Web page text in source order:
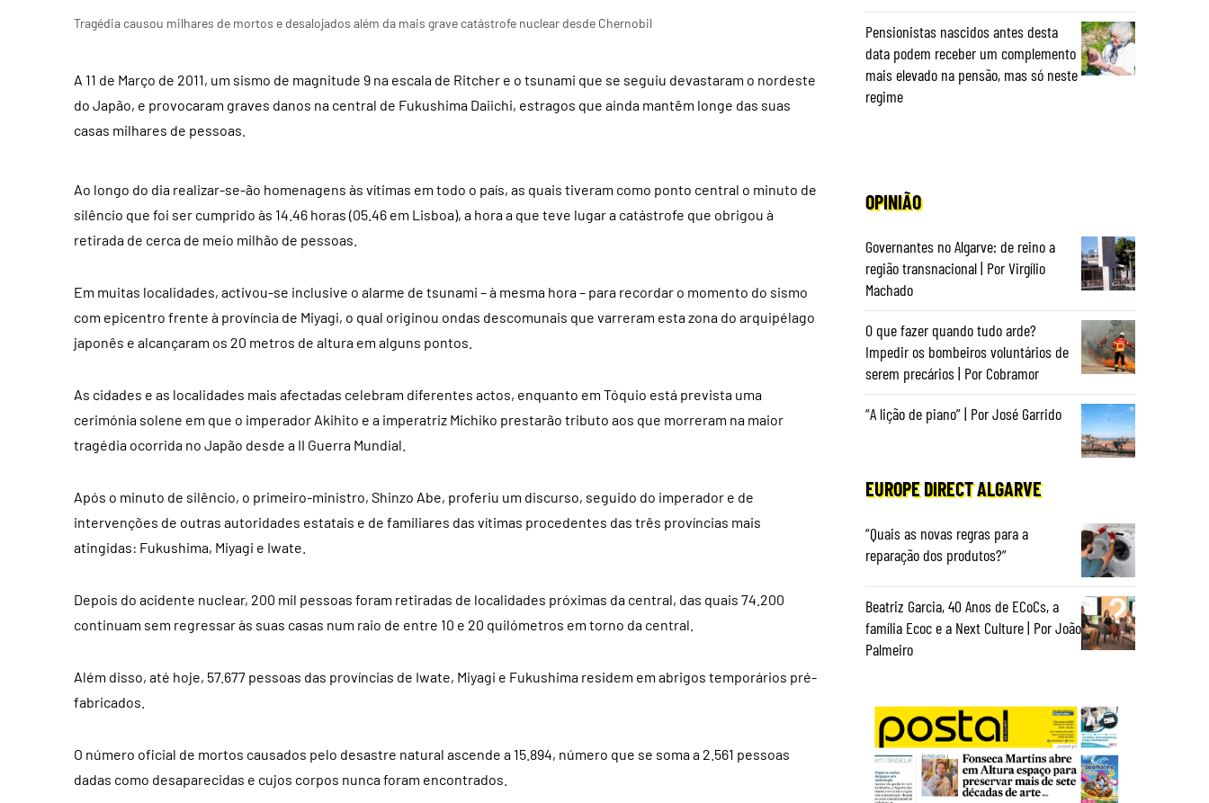
Tragédia causou milhares de mortos e desalojados além da mais grave catástrofe nuclear desde Chernobil
A 11 de Março de 2011, um sismo de magnitude 9 na escala de Ritcher e o tsunami que se seguiu devastaram o nordeste
do Japão, e provocaram graves danos na central de Fukushima Daiichi, estragos que ainda mantêm longe das suas
casas milhares de pessoas.
Ao longo do dia realizar-se-ão homenagens às vítimas em todo o país, as quais tiveram como ponto central o minuto de
silêncio que foi ser cumprido às 14.46 horas (05.46 em Lisboa), a hora a que teve lugar a catástrofe que obrigou à
retirada de cerca de meio milhão de pessoas.
Em muitas localidades, activou-se inclusive o alarme de tsunami – à mesma hora – para recordar o momento do sismo
com epicentro frente à província de Miyagi, o qual originou ondas descomunais que varreram esta zona do arquipélago
japonês e alcançaram os 20 metros de altura em alguns pontos.
As cidades e as localidades mais afectadas celebram diferentes actos, enquanto em Tóquio está prevista uma
cerimónia solene em que o imperador Akihito e a imperatriz Michiko prestarão tributo aos que morreram na maior
tragédia ocorrida no Japão desde a II Guerra Mundial.
Após o minuto de silêncio, o primeiro-ministro, Shinzo Abe, proferiu um discurso, seguido do imperador e de
intervenções de outras autoridades estatais e de familiares das vítimas procedentes das três províncias mais
atingidas: Fukushima, Miyagi e Iwate.
Depois do acidente nuclear, 200 mil pessoas foram retiradas de localidades próximas da central, das quais 74.200
continuam sem regressar às suas casas num raio de entre 10 e 20 quilómetros em torno da central.
Além disso, até hoje, 57.677 pessoas das províncias de Iwate, Miyagi e Fukushima residem em abrigos temporários pré-
fabricados.
O número oficial de mortos causados pelo desastre natural ascende a 15.894, número que se soma a 2.561 pessoas
dadas como desaparecidas e cujos corpos nunca foram encontrados.
Pensionistas nascidos antes desta
data podem receber um complemento
mais elevado na pensão, mas só neste
regime
OPINIÃO
Governantes no Algarve: de reino a
região transnacional | Por Virgílio
Machado
O que fazer quando tudo arde?
Impedir os bombeiros voluntários de
serem precários | Por Cobramor
“A lição de piano” | Por José Garrido
EUROPE DIRECT ALGARVE
“Quais as novas regras para a
reparação dos produtos?”
Beatriz Garcia, 40 Anos de ECoCs, a
família Ecoc e a Next Culture | Por João
Palmeiro